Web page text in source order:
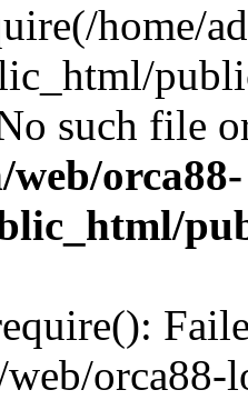
home/
such file
orca88-
web/